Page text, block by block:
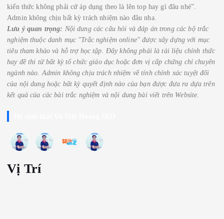
kiến thức không phải cứ áp dụng theo là lên top hay gì đâu nhé”.
Admin không chịu bất kỳ trách nhiệm nào đâu nha.
Lưu ý quan trọng: Nội dung các câu hỏi và đáp án trong các bộ trắc
nghiệm thuộc danh mục "Trắc nghiệm online" được xây dựng với mục
tiêu tham khảo và hỗ trợ học tập. Đây không phải là tài liệu chính thức
hay đề thi từ bất kỳ tổ chức giáo dục hoặc đơn vị cấp chứng chỉ chuyên
ngành nào. Admin không chịu trách nhiệm về tính chính xác tuyệt đối
của nội dung hoặc bất kỳ quyết định nào của bạn được đưa ra dựa trên
kết quả của các bài trắc nghiệm và nội dung bài viết trên Website.
Vị Trí